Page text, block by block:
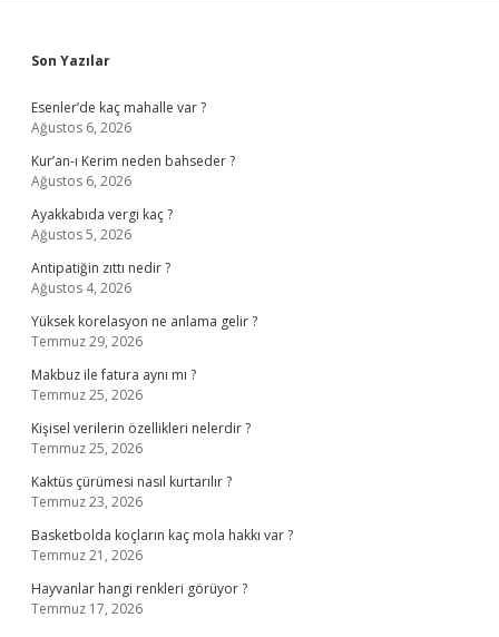
Sidebar
Son Yazılar
Esenler’de kaç mahalle var ?
Ağustos 6, 2026
Kur’an-ı Kerim neden bahseder ?
Ağustos 6, 2026
Ayakkabıda vergi kaç ?
Ağustos 5, 2026
Antipatiğin zıttı nedir ?
Ağustos 4, 2026
Yüksek korelasyon ne anlama gelir ?
Temmuz 29, 2026
Makbuz ile fatura aynı mı ?
Temmuz 25, 2026
Kişisel verilerin özellikleri nelerdir ?
Temmuz 25, 2026
Kaktüs çürümesi nasıl kurtarılır ?
Temmuz 23, 2026
Basketbolda koçların kaç mola hakkı var ?
Temmuz 21, 2026
Hayvanlar hangi renkleri görüyor ?
Temmuz 17, 2026